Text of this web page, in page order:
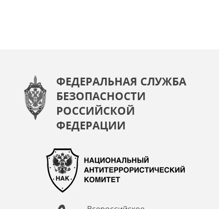
ФЕДЕРАЛЬНАЯ СЛУЖБА
БЕЗОПАСНОСТИ
РОССИЙСКОЙ
ФЕДЕРАЦИИ